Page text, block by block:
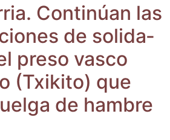
Con­ti­núan las
de soli­da­
pre­so vas­co
(Txi­ki­to) que
de ham­bre